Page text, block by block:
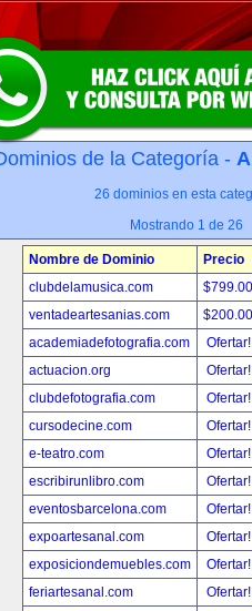
de la Categoría -
26 dominios en esta
Mostrando 1 de 26
Nombre de Dominio
Precio
clubdelamusica.com
ventadeartesanias.com
academiadefotografia.com
actuacion.org
clubdefotografia.com
cursodecine.com
e-teatro.com
escribirunlibro.com
eventosbarcelona.com
expoartesanal.com
exposiciondemuebles.com
feriartesanal.com